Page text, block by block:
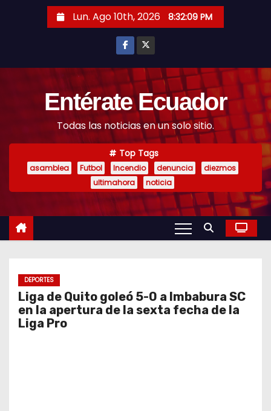
Lun. Ago 10th, 2026 8:32:11 PM
Entérate Ecuador
Todas las noticias en un solo sitio.
Top Tags
asamblea Futbol Incendio denuncia
diezmos
ultimahora
noticia
DEPORTES
Liga de Quito goleó 5-0 a Imbabura SC
en la apertura de la sexta fecha de la
Liga Pro